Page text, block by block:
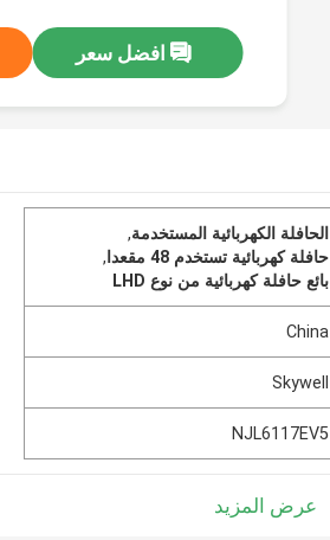
افضل سعر
الحافلة الكهربائية المستخدمة,
حافلة كهربائية تستخدم 48 مقعدا
,
بائع حافلة كهربائية من نوع LHD
China
Skywell
NJL6117EV5
عرض المزيد